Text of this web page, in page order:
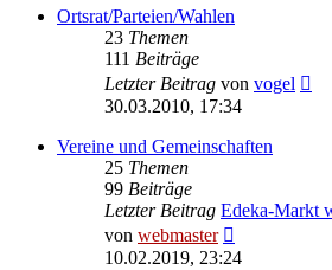
Ortsrat/Parteien/Wahlen
23 Themen
111 Beiträge
Letzter Beitrag von vogel
30.03.2010, 17:34
Vereine und Gemeinschaften
25 Themen
99 Beiträge
Letzter Beitrag Edeka-Markt
von webmaster
Beitrag
10.02.2019, 23:24